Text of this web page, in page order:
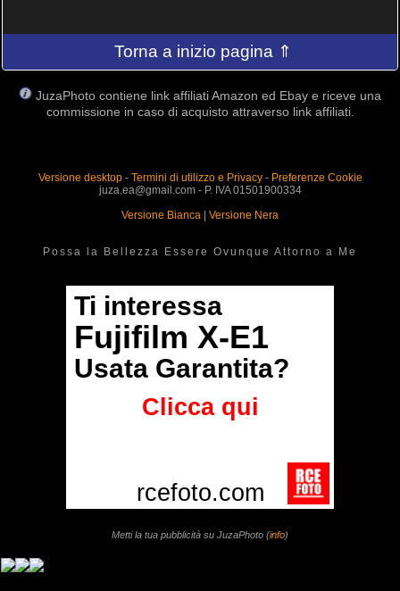
Torna a inizio pagina ⇑
JuzaPhoto contiene link affiliati Amazon ed Ebay e riceve una
commissione in caso di acquisto attraverso link affiliati.
Versione desktop- Termini di utilizzo e Privacy- Preferenze Cookie
juza.ea@gmail.com - P. IVA 01501900334
Versione Bianca | Versione Nera
Possa la Bellezza Essere Ovunque Attorno a Me
Metti la tua pubblicità su JuzaPhoto (info)